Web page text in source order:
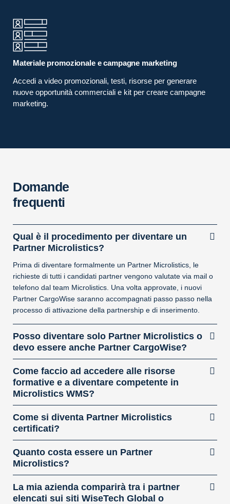
Materiale promozionale e campagne marketing
Accedi a video promozionali, testi, risorse per generare
nuove opportunità commerciali e kit per creare campagne
marketing.
Domande
frequenti
Qual è il procedimento per diventare un
Partner Microlistics?
Prima di diventare formalmente un Partner Microlistics, le
richieste di tutti i candidati partner vengono valutate via mail o
telefono dal team Microlistics. Una volta approvate, i nuovi
Partner CargoWise saranno accompagnati passo passo nella
processo di attivazione della partnership e di inserimento.
Posso diventare solo Partner Microlistics o
devo essere anche Partner CargoWise?
Come faccio ad accedere alle risorse
formative e a diventare competente in
Microlistics WMS?
Come si diventa Partner Microlistics
certificati?
Quanto costa essere un Partner
Microlistics?
La mia azienda comparirà tra i partner
elencati sui siti WiseTech Global o